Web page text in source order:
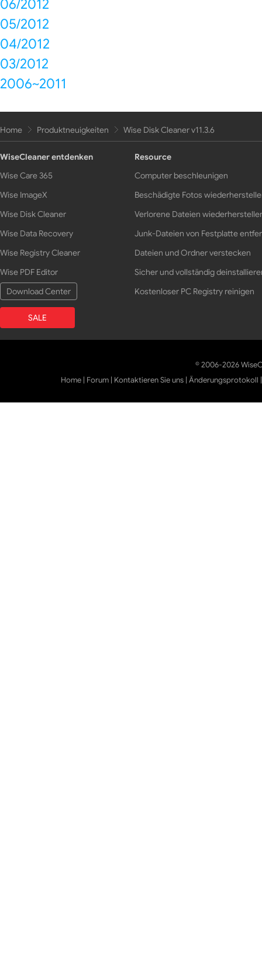
06/2012
05/2012
04/2012
03/2012
2006~2011
Home Produktneuigkeiten Wise Disk Cleaner v11.3.6
WiseCleaner entdenken
Wise Care 365
Wise ImageX
Wise Disk Cleaner
Wise Data Recovery
Wise Registry Cleaner
Wise PDF Editor
Download Center
SALE
Resource
Computer beschleunigen
Beschädigte Fotos
Verlorene Dateien
Junk-Dateien von Festplatte
Dateien und Ordner verstecken
Sicher und vollständig
Kostenloser PC Registry reinigen
© 2006-2026
Home | Forum | Kontaktieren Sie uns |Änderungsprotokoll